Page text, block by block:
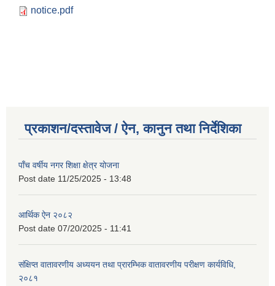
notice.pdf
प्रकाशन/दस्तावेज / ऐन, कानुन तथा निर्देशिका
पाँच वर्षीय नगर शिक्षा क्षेत्र योजना
Post date 11/25/2025 - 13:48
आर्थिक ऐन २०८२
Post date 07/20/2025 - 11:41
संक्षिप्त वातावरणीय अध्ययन तथा प्रारम्भिक वातावरणीय परीक्षण कार्यविधि,
२०८१